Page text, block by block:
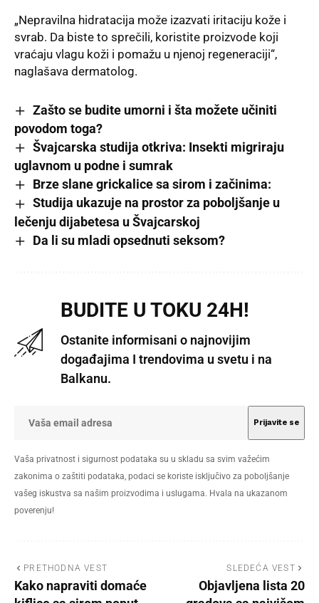
„Nepravilna hidratacija može izazvati iritaciju kože i
svrab. Da biste to sprečili, koristite proizvode koji
vraćaju vlagu koži i pomažu u njenoj regeneraciji“,
naglašava dermatolog.
Zašto se budite umorni i šta možete učiniti
povodom toga?
Švajcarska studija otkriva: Insekti migriraju
uglavnom u podne i sumrak
Brze slane grickalice sa sirom i začinima:
Studija ukazuje na prostor za poboljšanje u
lečenju dijabetesa u Švajcarskoj
Da li su mladi opsednuti seksom?
BUDITE U TOKU 24H!
Ostanite informisani o najnovijim
događajima I trendovima u svetu i na
Balkanu.
Vaša privatnost i sigurnost podataka su u skladu sa svim važećim
zakonima o zaštiti podataka, podaci se koriste isključivo za poboljšanje
vašeg iskustva sa našim proizvodima i uslugama. Hvala na ukazanom
poverenju!
PRETHODNA VEST
Kako napraviti domaće
SLEDEĆA VEST
Objavljena lista 20